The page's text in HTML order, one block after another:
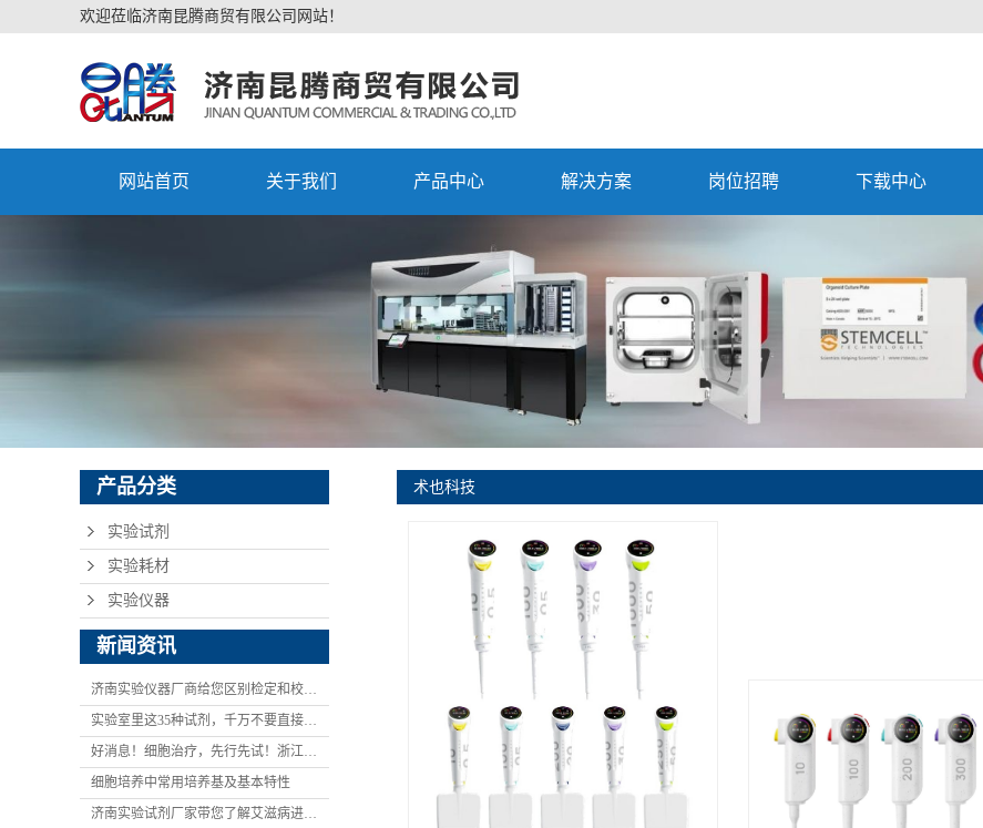
欢迎莅临济南昆腾商贸有限公司网站！
网站首页 关于我们 产品中心 解决方案 岗位招聘 下载中心
产品分类
实验试剂
实验耗材
实验仪器
新闻资讯
济南实验仪器厂商给您区别检定和校验的含义与区别
实验室里这35种试剂，千万不要直接碰！
好消息！细胞治疗，先行先试！浙江拟推细胞治疗技术创新发展试点！
细胞培养中常用培养基及基本特性
济南实验试剂厂家带您了解艾滋病进展研究描述
术也科技